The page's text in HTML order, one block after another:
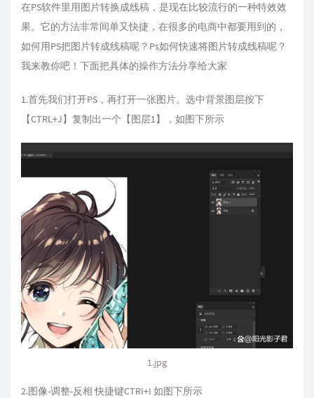
在PS软件里用图片转换成线稿，是现在比较流行的一种特效效
果。它的方法非常间单又快捷，在很多的电商中都要用到的，
如何用PS把图片转成线稿呢？Ps如何快速将图片转成线稿呢？
我来教你吧！下面把具体的操作方法分享给大家
1.首先我们打开PS，再打开一张图片。选中背景图层按下
【CTRL+J】复制出一个【图层1】，如图下所示
1.jpg
2.图像-调整-反相 快捷键CTRI+I 如图下所示